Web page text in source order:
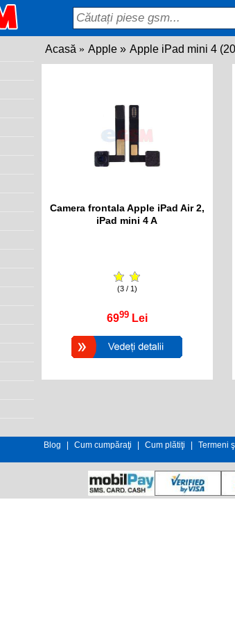
Acasă Apple Apple iPad mini 4
Camera frontala Apple iPad Air 2,
iPad mini 4 A
(3 / 1)
6999 Lei
Blog Cum cumpăraţi Cum plătiţi Termeni